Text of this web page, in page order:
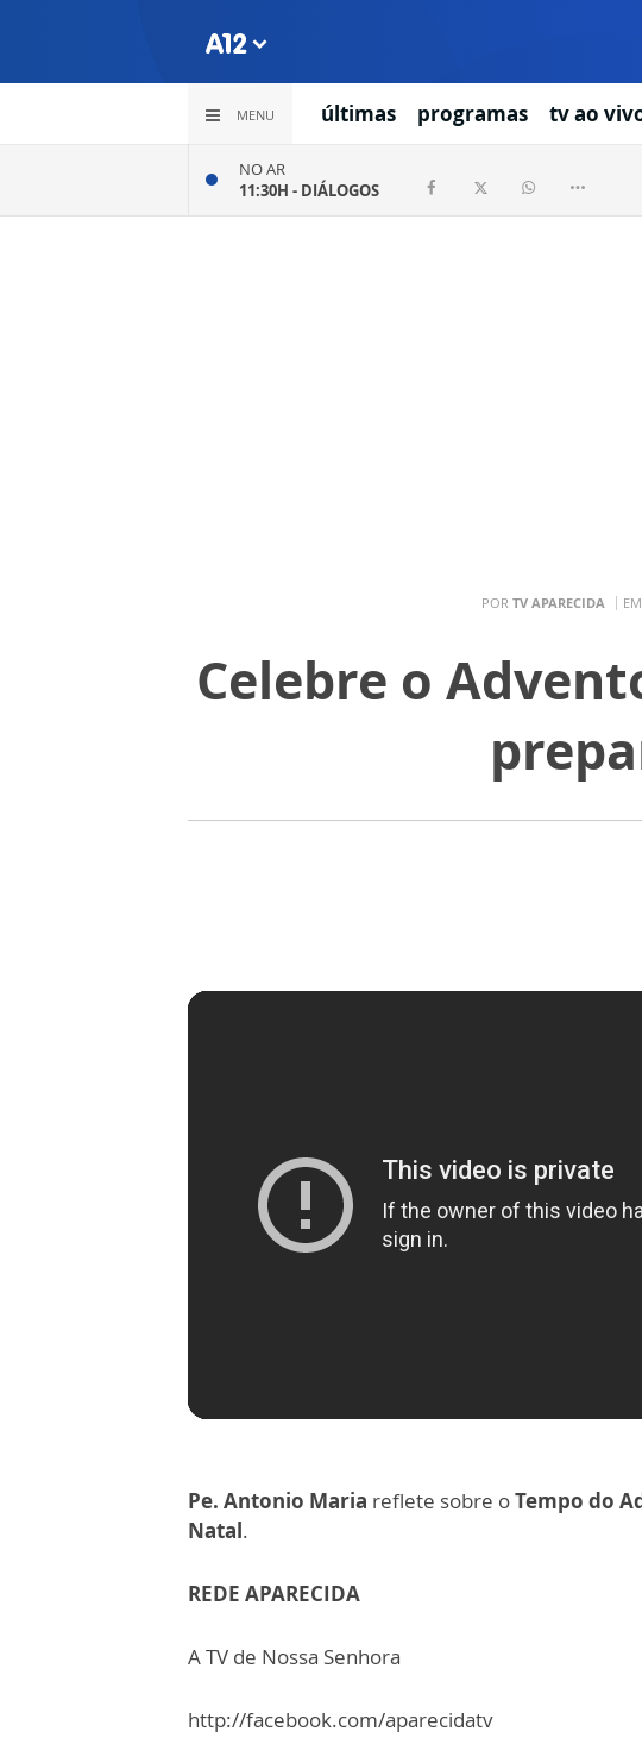
MENU últimas programas tv ao
NO AR
11:30H - DIÁLOGOS
POR TV APARECIDA
Celebre o
Pe. Antonio Maria reflete sobre oTempo do
Natal.
REDE APARECIDA
A TV de Nossa Senhora
http://facebook.com/aparecidatv